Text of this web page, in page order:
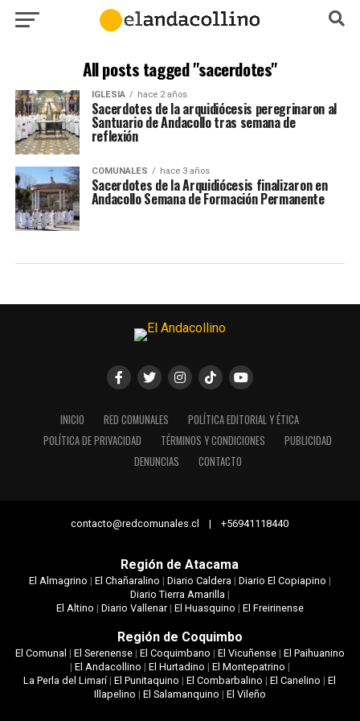
All posts tagged "sacerdotes"
IGLESIA hace 2 años
Sacerdotes de la arquidiócesis peregrinaron al
Santuario de Andacollo tras semana de
reflexión
COMUNALES hace 3 años
Sacerdotes de la Arquidiócesis finalizaron en
Andacollo Semana de Formación Permanente
INICIO RED COMUNALES
POLÍTICA EDITORIAL Y ÉTICA
POLÍTICA DE PRIVACIDAD
TÉRMINOS Y CONDICIONES
PUBLICIDAD
DENUNCIAS
CONTACTO
contacto@redcomunales.cl | +56941118440
Región de Atacama
El Almagrino | El Chañaralino | Diario Caldera| Diario El Copiapino |
Diario Tierra Amarilla|
El Altino | Diario Vallenar| El Huasquino | El Freirinense
Región de Coquimbo
El Comunal | El Serenense| El Coquimbano | El Vicuñense| El Paihuanino
| El Andacollino | El Hurtadino | El Montepatrino |
La Perla del Limarí|El Punitaquino |El Combarbalino |El Canelino |El
Illapelino | El Salamanquino | El Vileño